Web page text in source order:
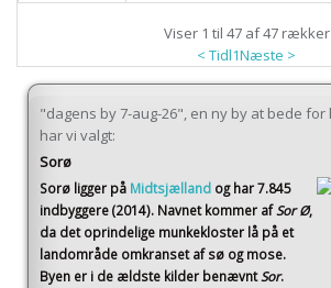
Viser 1 til 47 af 47 rækker
< Tidl1Næste >
"dagens by 7-aug-26", en ny by at bede for
har vi valgt:
Sorø
Sorø ligger på Midtsjælland og har 7.845
indbyggere (2014). Navnet kommer af Sor Ø,
da det oprindelige munkekloster lå på et
landområde omkranset af sø og mose.
Byen er i de ældste kilder benævnt Sor.